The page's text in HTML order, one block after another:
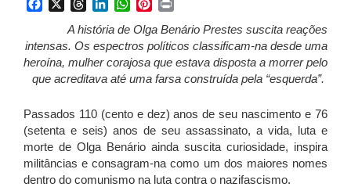
FacebookThreadsLinkedInWhatsApp
Pinterest
A história de Olga Benário Prestes suscita reações
intensas. Os espectros políticos classificam-na desde uma
heroína, mulher corajosa que estava disposta a morrer pelo
que acreditava até uma farsa construída pela “esquerda”.
Passados 110 (cento e dez) anos de seu nascimento e 76
(setenta e seis) anos de seu assassinato, a vida, luta e
morte de Olga Benário ainda suscita curiosidade, inspira
militâncias e consagram-na como um dos maiores nomes
dentro do comunismo na luta contra o nazifascismo.